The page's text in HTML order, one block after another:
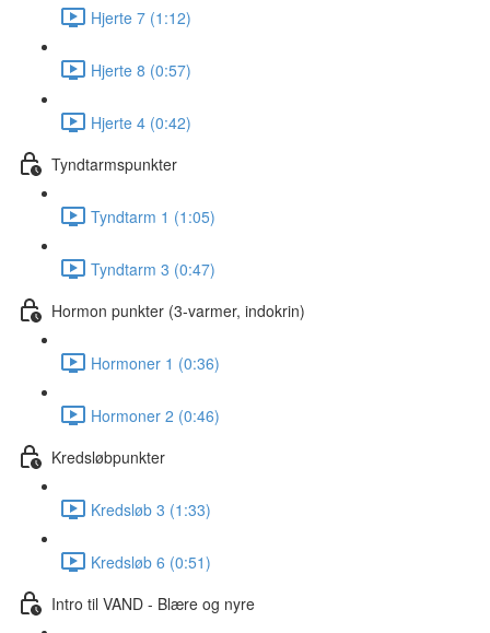
Hjerte 7 (1:12)
Hjerte 8 (0:57)
Hjerte 4 (0:42)
Tyndtarmspunkter
Tyndtarm 1 (1:05)
Tyndtarm 3 (0:47)
Hormon punkter (3-varmer, indokrin)
Hormoner 1 (0:36)
Hormoner 2 (0:46)
Kredsløbpunkter
Kredsløb 3 (1:33)
Kredsløb 6 (0:51)
Intro til VAND - Blære og nyre